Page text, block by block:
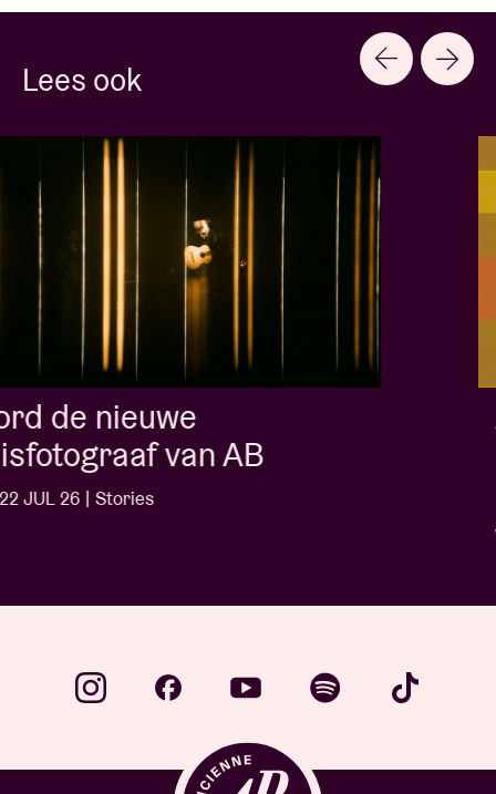
Lees ook
Album of the week:
'Doctrine Of Love' - Jalen
Ngonda